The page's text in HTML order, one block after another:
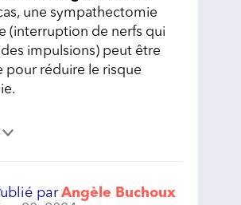
une sympathectomie
(interruption de nerfs qui
impulsions) peut être
pour réduire le risque
par Angèle Buchoux